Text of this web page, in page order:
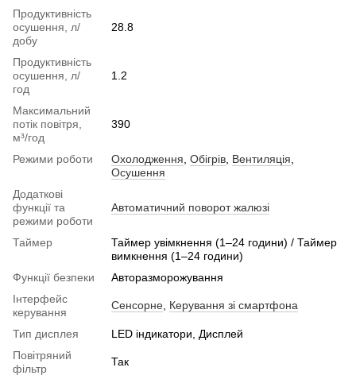
Продуктивність
осушення, л/
добу
28.8
Продуктивність
осушення, л/
год
1.2
Максимальний
потік повітря,
м³/год
390
Режими роботи Охолодження, Обігрів, Вентиляція,
Осушення
Додаткові
функції та
режими роботи
Автоматичний поворот жалюзі
Таймер
Таймер увімкнення (1–24 години) / Таймер
вимкнення (1–24 години)
Функції безпеки
Авторазморожування
Інтерфейс
керування
Сенсорне, Керування зі смартфона
Тип дисплея
LED індикатори, Дисплей
Повітряний
фільтр
Так